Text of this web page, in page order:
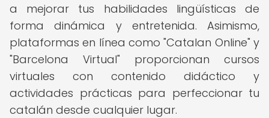
a mejorar tus habilidades lingüísticas de
forma dinámica y entretenida. Asimismo,
plataformas en línea como "Catalan Online" y
"Barcelona Virtual" proporcionan cursos
virtuales con contenido didáctico y
actividades prácticas para perfeccionar tu
catalán desde cualquier lugar.